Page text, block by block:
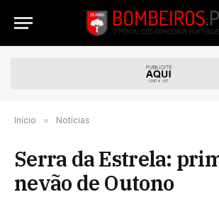
Início » Notícias
Serra da Estrela:
nevão de Outono